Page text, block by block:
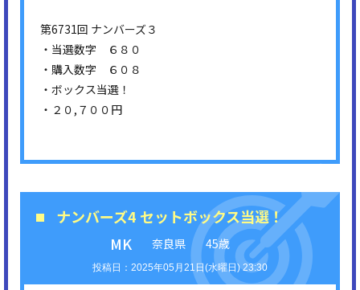
第6731回 ナンバーズ３
・当選数字 ６８０
・購入数字 ６０８
・ボックス当選！
・２０,７００円
ナンバーズ4 セットボックス当選！
MK
奈良県 45歳
2025年05月21日(水曜日) 23:30